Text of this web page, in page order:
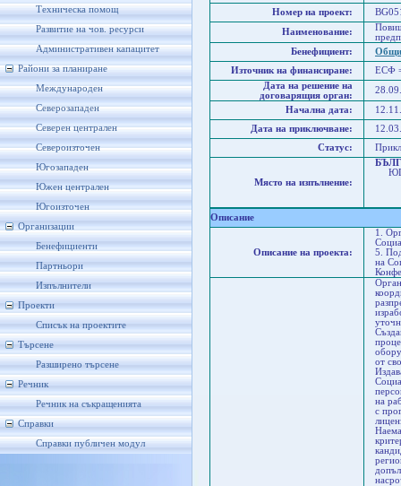
Техническа помощ
Развитие на чов. ресурси
Административен капацитет
Райони за планиране
Международен
Северозападен
Северен централен
Североизточен
Югозападен
Южен централен
Югоизточен
Организации
Бенефициенти
Партньори
Изпълнители
Проекти
Списък на проектите
Търсене
Разширено търсене
Речник
Речник на съкращенията
Справки
Справки публичен модул
Номер на проект:
Наименование:
Бенефициент:
Източник на финансиране:
ЕСФ
Дата на решение на
договарящия орган:
Начална дата:
Дата на приключване:
Статус:
Място на изпълнение:
Описание
Описание на проекта:
1.
5.
на
от
на
с